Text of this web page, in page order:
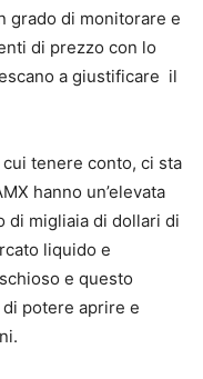
grado di monitorare e
di prezzo con lo
a giustificare il
tenere conto, ci sta
hanno un’elevata
migliaia di dollari di
liquido e
e questo
di potere aprire e